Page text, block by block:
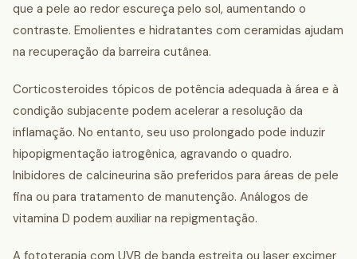
que a pele ao redor escureça pelo sol, aumentando o
contraste. Emolientes e hidratantes com ceramidas ajudam
na recuperação da barreira cutânea.
Corticosteroides tópicos de potência adequada à área e à
condição subjacente podem acelerar a resolução da
inflamação. No entanto, seu uso prolongado pode induzir
hipopigmentação iatrogênica, agravando o quadro.
Inibidores de calcineurina são preferidos para áreas de pele
fina ou para tratamento de manutenção. Análogos de
vitamina D podem auxiliar na repigmentação.
A fototerapia com UVB de banda estreita ou laser excimer